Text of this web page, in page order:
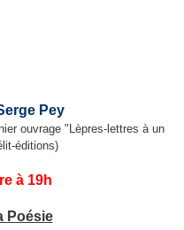
Joubert
Pey
ouvrage "Lèpres-lettres à un
éditions)
à 19h
Poésie